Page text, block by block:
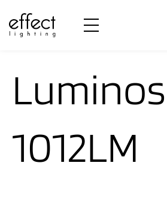
Fluxo
1012LM